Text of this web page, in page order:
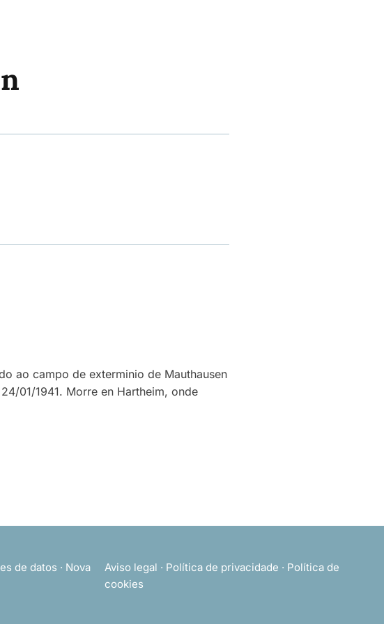
ao campo de exterminio de Mauthausen
01/1941. Morre en Hartheim, onde
de datos · Nova
Aviso legal · Política de privacidade · Política de
cookies